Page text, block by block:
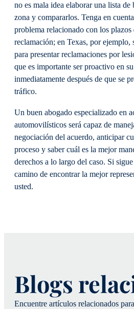
no es mala idea elaborar una lista
zona y compararlos. Tenga en
problema relacionado con los
reclamación; en Texas, por ejemplo,
para presentar reclamaciones por
que es importante ser proactivo en
inmediatamente después de que se
tráfico.
Un buen abogado especializado en
automovilísticos será capaz de
negociación del acuerdo, anticipar
proceso y saber cuál es la mejor
derechos a lo largo del caso. Si sigue
camino de encontrar la mejor
usted.
Blogs
Encuentre artículos relacionados